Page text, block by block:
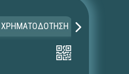
ΧΡΗΜΑΤΟΔΟΤΗΣΗ